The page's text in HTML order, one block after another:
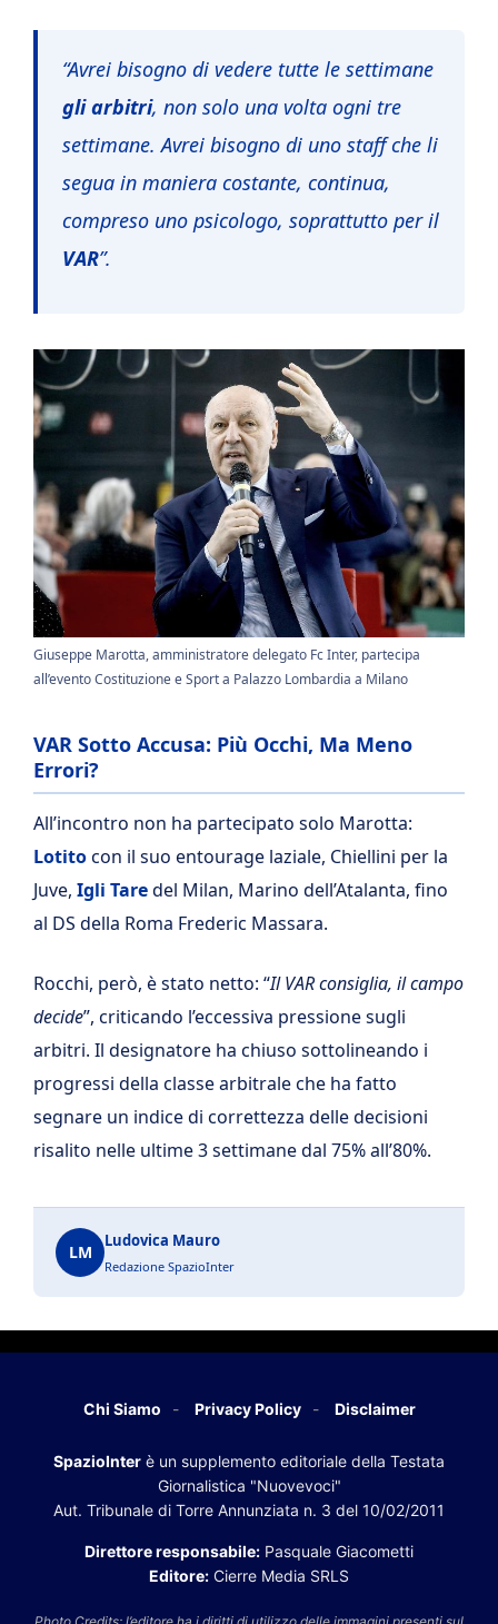
“Avrei bisogno di vedere tutte le settimane
gli arbitri, non solo una volta ogni tre
settimane. Avrei bisogno di uno staff che li
segua in maniera costante, continua,
compreso uno psicologo, soprattutto per il
VAR”.
Giuseppe Marotta, amministratore delegato Fc Inter, partecipa
all’evento Costituzione e Sport a Palazzo Lombardia a Milano
VAR Sotto Accusa: Più Occhi, Ma Meno
Errori?
All’incontro non ha partecipato solo Marotta:
Lotitocon il suo entourage laziale, Chiellini per la
Juve, Igli Taredel Milan, Marino dell’Atalanta, fino
al DS della Roma Frederic Massara.
Rocchi, però, è stato netto: “Il VAR consiglia, il campo
decide”, criticando l’eccessiva pressione sugli
arbitri. Il designatore ha chiuso sottolineando i
progressi della classe arbitrale che ha fatto
segnare un indice di correttezza delle decisioni
risalito nelle ultime 3 settimane dal 75% all’80%.
LM
Ludovica Mauro
Redazione SpazioInter
Chi Siamo Privacy Policy Disclaimer
SpazioInter è un supplemento editoriale della Testata
Giornalistica "Nuovevoci"
Aut. Tribunale di Torre Annunziata n. 3 del 10/02/2011
Direttore responsabile: Pasquale Giacometti
Editore: Cierre Media SRLS